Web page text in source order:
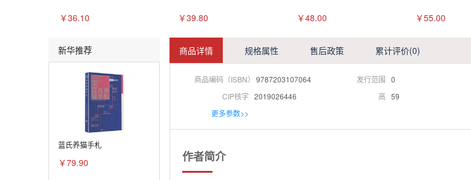
￥36.10 ￥39.80 ￥48.00 ￥55.00
新华推荐
蓝氏养猫手札
￥79.90
商品详情 规格属性 售后政策 累计评价(0)
商品编码（ISBN） 9787203107064 发行范围 0
CIP核字 2019026446 高 59
更多参数>>
作者简介